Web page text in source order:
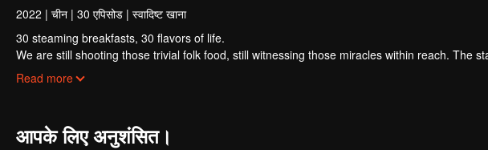
2022 | चीन | 30 एपिसोड | स्वादिष्ट खाना
30 steaming breakfasts, 30 flavors of life.
We are still shooting those trivial folk food, still witnessing those miracles within reach. The
focus on a "good morning, human."
Read more
आपके लिए अनुशंसित।